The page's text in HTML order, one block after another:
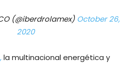
(@iberdrolamex) October 26,
2020
la multinacional energética y